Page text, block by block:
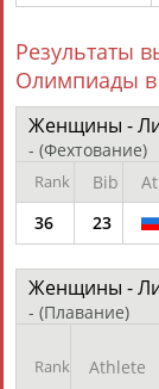
Вопросы
© Стадион, 1998-
Разработка и
Адресов в
Подпишись
Результаты
Олимпиады
Женщины -
- (Фехтование)
Rank Bib
36
23
Женщины -
- (Плавание)
Rank Athlete